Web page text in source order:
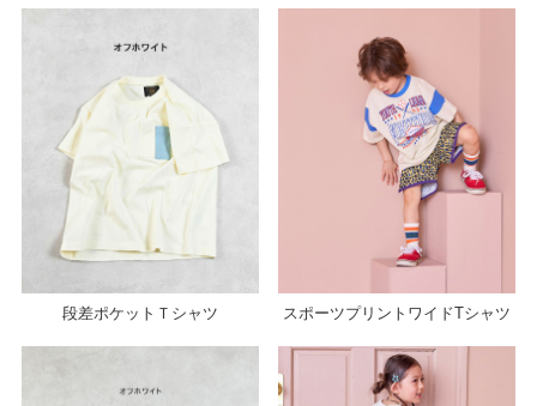
段差ポケットＴシャツ スポーツプリントワイドTシャツ